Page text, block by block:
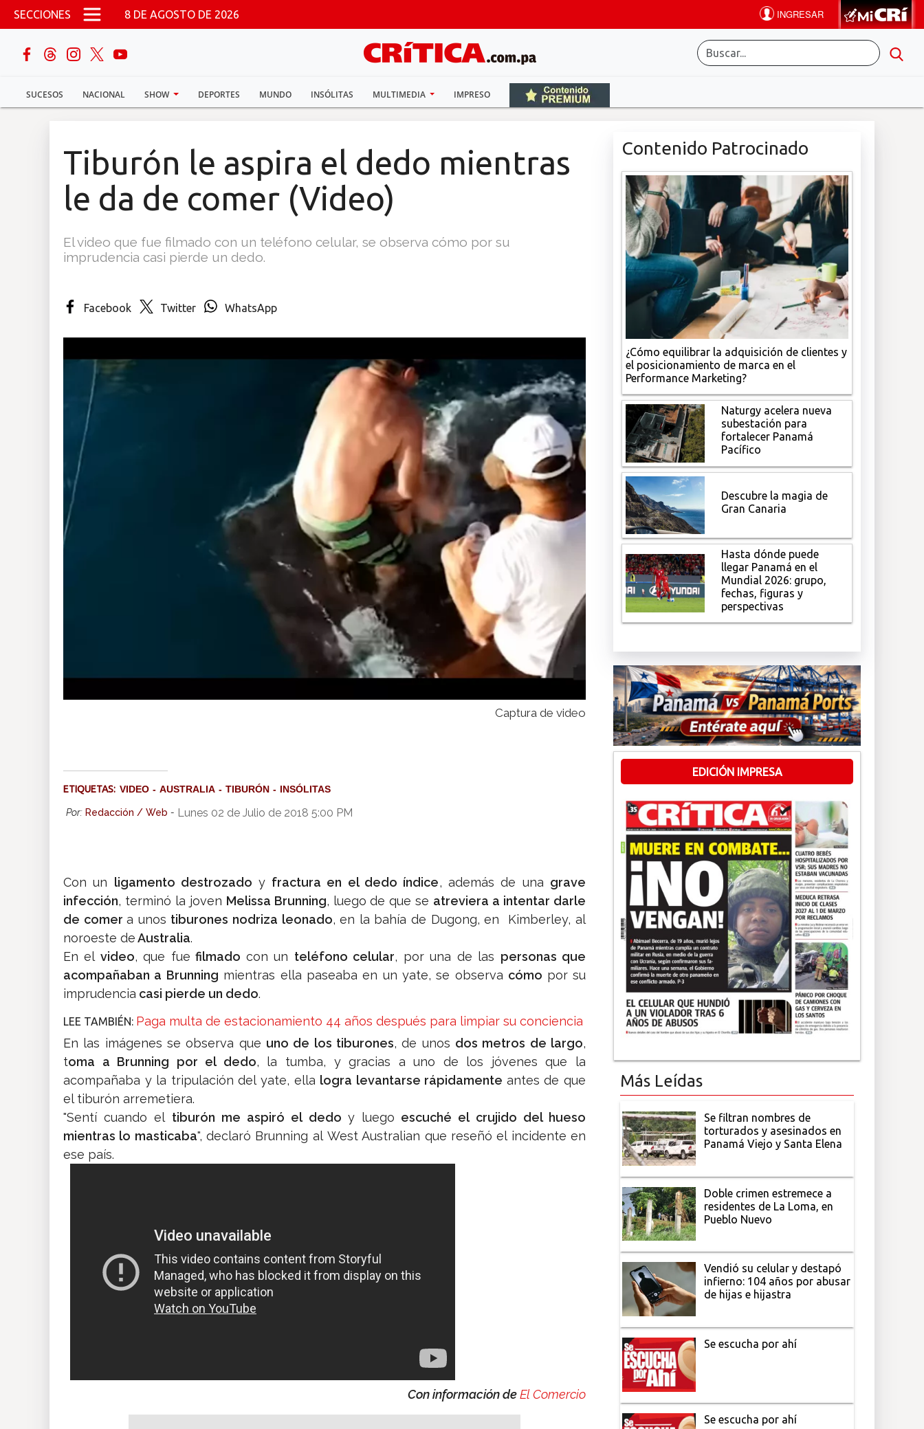
Pasar al contenido principal
SECCIONES 8 DE AGOSTO DE 2026
SUCESOS NACIONAL SHOW DEPORTES MUNDO INSÓLITAS MULTIMEDIA IMPRESO
buscar
Sucesos
Tiburón le aspira el dedo mientras
le da de comer (Video)
El video que fue filmado con un teléfono celular, se observa cómo por su
imprudencia casi pierde un dedo.
Facebook Twitter WhatsApp
Captura de video
ETIQUETAS: VIDEO AUSTRALIA TIBURÓN INSÓLITAS
Por: Redacción / Web - Lunes 02 de Julio de 2018 5:00 PM
Con un ligamento destrozado y fractura en el dedo índice, además de una grave
infección, terminó la joven Melissa Brunning, luego de que se atreviera a intentar darle
de comera unos tiburones nodriza leonado, en la bahía de Dugong, en Kimberley, al
noroeste deAustralia.
En el video, que fue filmado con un teléfono celular, por una de las personas que
acompañaban a Brunning mientras ella paseaba en un yate, se observa cómo por su
imprudencia casi pierde un dedo.
LEE TAMBIÉN: Paga multa de estacionamiento 44 años después para limpiar su conciencia
En las imágenes se observa que uno de los tiburones, de unos dos metros de largo,
toma a Brunning por el dedo, la tumba, y gracias a uno de los jóvenes que la
acompañaba y la tripulación del yate, ella logra levantarse rápidamente antes de que
el tiburón arremetiera.
"Sentí cuando el tiburón me aspiró el dedo y luego escuché el crujido del hueso
mientras lo masticaba", declaró Brunning al West Australian que reseñó el incidente en
ese país.
Con información de El Comercio
Contenido Patrocinado
¿Cómo equilibrar la adquisición de clientes y
el posicionamiento de marca en el
Performance Marketing?
Naturgy acelera nueva
subestación para
fortalecer Panamá
Pacífico
Descubre la magia de
Gran Canaria
Hasta dónde puede
llegar Panamá en el
Mundial 2026: grupo,
fechas, figuras y
perspectivas
EDICIÓN IMPRESA
Más Leídas
Se filtran nombres de
torturados y asesinados en
Panamá Viejo y Santa Elena
Doble crimen estremece a
residentes de La Loma, en
Pueblo Nuevo
Vendió su celular y destapó
infierno: 104 años por abusar
de hijas e hijastra
Se escucha por ahí
Se escucha por ahí